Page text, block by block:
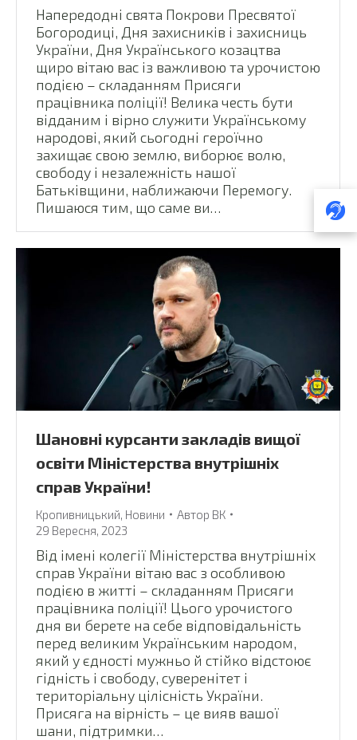
Напередодні свята Покрови Пресвятої
Богородиці, Дня захисників і захисниць
України, Дня Українського козацтва
щиро вітаю вас із важливою та урочистою
подією – складанням Присяги
працівника поліції! Велика честь бути
відданим і вірно служити Українському
народові, який сьогодні героїчно
захищає свою землю, виборює волю,
свободу і незалежність нашої
Батьківщини, наближаючи Перемогу.
Пишаюся тим, що саме ви…
Шановні курсанти закладів вищої
освіти Міністерства внутрішніх
справ України!
Кропивницький Новини Автор ВК
29 Вересня, 2023
Від імені колегії Міністерства внутрішніх
справ України вітаю вас з особливою
подією в житті – складанням Присяги
працівника поліції! Цього урочистого
дня ви берете на себе відповідальність
перед великим Українським народом,
який у єдності мужньо й стійко відстоює
гідність і свободу, суверенітет і
територіальну цілісність України.
Присяга на вірність – це вияв вашої
шани, підтримки…